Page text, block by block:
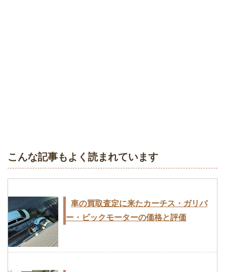
こんな記事もよく読まれています
車の買取査定に来たカーチス・ガリバ
ー・ビックモーターの価格と評価